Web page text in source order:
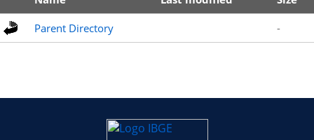
Parent Directory -